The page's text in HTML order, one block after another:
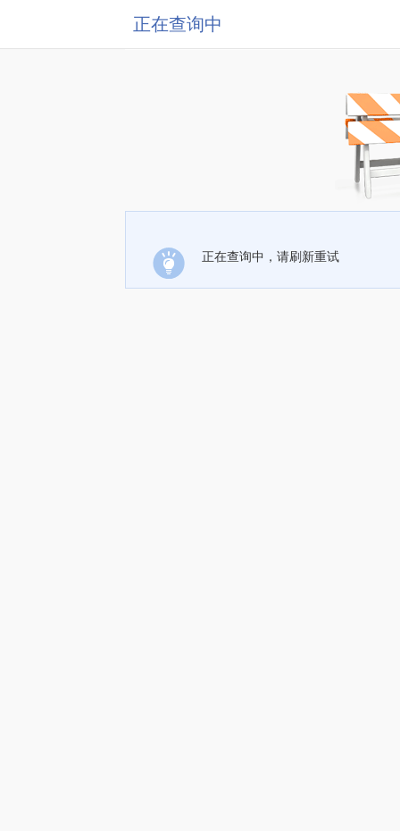
正在查询中
正在查询中，请刷新重试